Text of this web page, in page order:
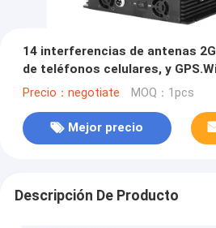
14 interferencias de antenas
de teléfonos celulares, y
L4 con antenas de ganancia de
Precio：negotiate MOQ：1pcs
Mejor precio
Descripción De Producto